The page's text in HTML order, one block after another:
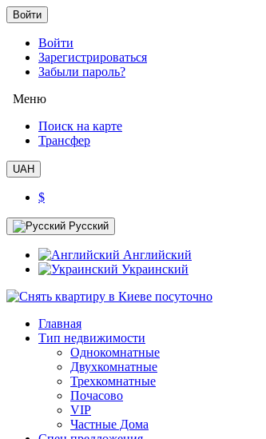
Войти
Войти
Зарегистрироваться
Забыли пароль?
Меню
Поиск на карте
Трансфер
UAH
$
Русский
Английский
Украинский
Главная
Тип недвижимости
Однокомнатные
Двухкомнатные
Трехкомнатные
Почасово
VIP
Частные Дома